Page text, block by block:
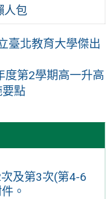
及第3次(第4-6
。
人包
臺北教育大學傑出
度第2學期高一升高
點